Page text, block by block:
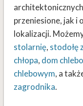
przeniesione, jak
lokalizacji.
stolarnię, stodołę
chłopa, dom
chlebowym, a
zagrodnika.